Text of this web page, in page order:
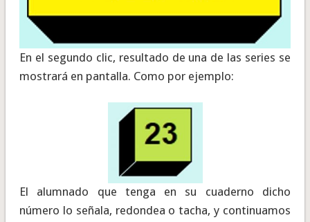
En el segundo clic, resultado de una de las series se
mostrará en pantalla. Como por ejemplo:
El alumnado que tenga en su cuaderno dicho
número lo señala, redondea o tacha, y continuamos